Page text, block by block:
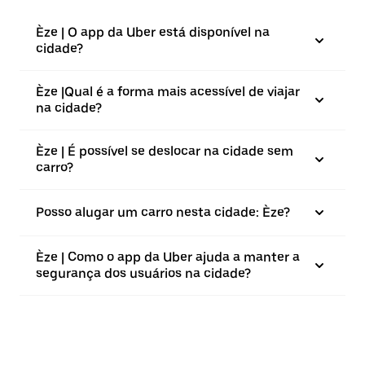
Èze | O app da Uber está disponível na
cidade?
Èze |⁠Qual é a forma mais acessível de viajar
na cidade?
Èze | É possível se deslocar na cidade sem
carro?
Posso alugar um carro nesta cidade: Èze?
Èze | Como o app da Uber ajuda a manter a
segurança dos usuários na cidade?